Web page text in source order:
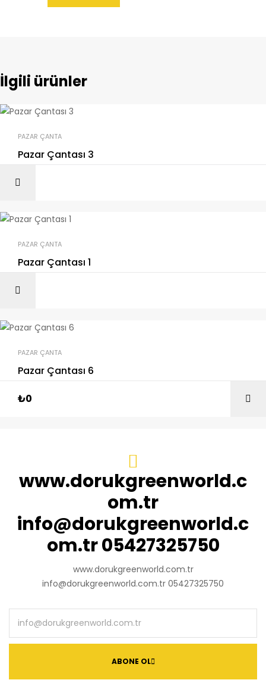
İlgili ürünler
PAZAR ÇANTA
Pazar Çantası 3
PAZAR ÇANTA
Pazar Çantası 1
PAZAR ÇANTA
Pazar Çantası 6
₺0
www.dorukgreenworld.c
om.tr
info@dorukgreenworld.c
om.tr 05427325750
www.dorukgreenworld.com.tr
info@dorukgreenworld.com.tr 05427325750
ABONE OL